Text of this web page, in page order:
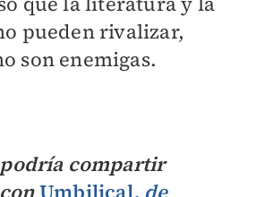
pueden rivalizar,
son enemigas.
compartir